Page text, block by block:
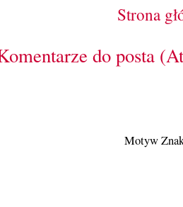
Strona
do posta
Motyw